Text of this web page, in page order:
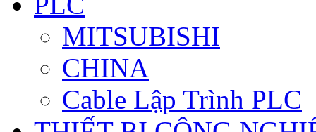
MITSUBISHI
CHINA
Cable Lập Trình PLC